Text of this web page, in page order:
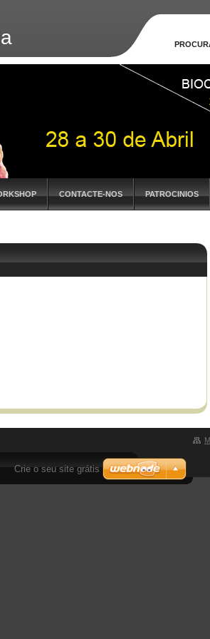
CONTACTE-NOS PATROCINIOS
Crie o seu site grátis